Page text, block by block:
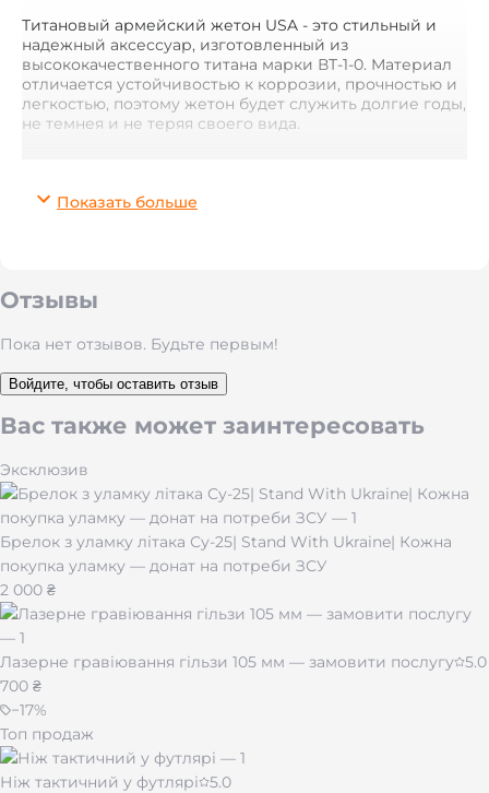
Титановый армейский жетон USA - это стильный и
надежный аксессуар, изготовленный из
высококачественного титана марки ВТ-1-0. Материал
отличается устойчивостью к коррозии, прочностью и
легкостью, поэтому жетон будет служить долгие годы,
не темнея и не теряя своего вида.
нанестиперсональные данные, герб, символику или
Титановый жетон станет отличным выбором для
Благодаря классическому дизайну и матовой
поверхности он сочетает практичность и эстетику.
Особенно такой подарок подойдет для мужчин,
которые ценят силу, выносливость и символизм.
Характеристики
Изготовлен извысококачественного титана ВТ-1-0
Легкий и прочный, устойчивый к коррозии
Цепь 60 см в комплекте
Возможность нанесения гравировки(данные,
Не темнеет и не вызывает аллергии
Упаковка – стильна коробка, готова для подарунку
Показать больше
Отзывы
Пока нет отзывов. Будьте первым!
Войдите, чтобы оставить отзыв
Вас также может заинтересовать
Эксклюзив
Брелок з уламку літака Су-25| Stand With Ukraine| Кожна
покупка уламку — донат на потреби ЗСУ
2 000 ₴
Лазерне гравіювання гільзи 105 мм — замовити послугу 5.0
700 ₴
−17%
Топ продаж
Ніж тактичний у футлярі
5.0